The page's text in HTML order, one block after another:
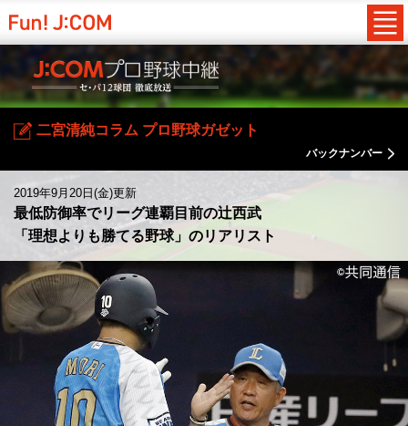
二宮清純コラム プロ野球ガゼット
バックナンバー
2019年9月20日(金)更新
最低防御率でリーグ連覇目前の辻西武
「理想よりも勝てる野球」のリアリスト